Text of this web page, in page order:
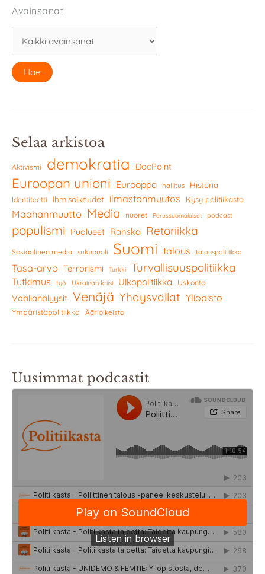
Avainsanat
Selaa arkistoa
Aktivismi demokratia DocPoint
Euroopan unioni Eurooppa hallitus Historia
Identiteetti Ihmisoikeudet ilmastonmuutos Kysy politiikasta
Maahanmuutto Media nuoret Perussuomalaiset podcast
populismi Puolueet Ranska Retoriikka
Sosiaalinen media sukupuoli Suomi talous talouspolitiikka
Tasa-arvo Terrorismi Turkki Turvallisuuspolitiikka
Tutkimus työ Ukrainan kriisi Ulkopolitiikka Uskonto
Vaalianalyysit Venäjä Yhdysvallat Yliopisto
Ympäristöpolitiikka Äärioikeisto
Uusimmat podcastit